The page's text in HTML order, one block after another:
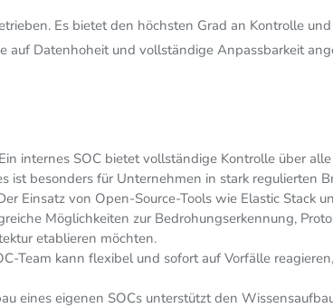
Es bietet den höchsten Grad an Kontrolle
Datenhoheit und vollständige Anpassbarkeit
Ein internes SOC bietet vollständige Kontrolle über
ist besonders für Unternehmen in stark regulierten
Einsatz von Open-Source-Tools wie Elastic Stack
Möglichkeiten zur Bedrohungserkennung,
etablieren möchten.
Team kann flexibel und sofort auf Vorfälle
eines eigenen SOCs unterstützt den